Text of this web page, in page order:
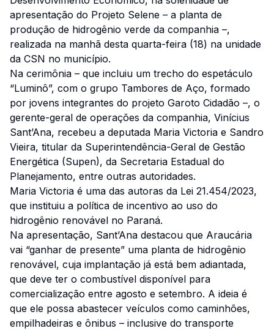
apresentação do Projeto Selene – a planta de
produção de hidrogênio verde da companhia –,
realizada na manhã desta quarta-feira (18) na unidade
da CSN no município.
Na cerimônia – que incluiu um trecho do espetáculo
“Luminô”, com o grupo Tambores de Aço, formado
por jovens integrantes do projeto Garoto Cidadão –, o
gerente-geral de operações da companhia, Vinícius
Sant’Ana, recebeu a deputada Maria Victoria e Sandro
Vieira, titular da Superintendência-Geral de Gestão
Energética (Supen), da Secretaria Estadual do
Planejamento, entre outras autoridades.
Maria Victoria é uma das autoras da Lei 21.454/2023,
que instituiu a política de incentivo ao uso do
hidrogênio renovável no Paraná.
Na apresentação, Sant’Ana destacou que Araucária
vai “ganhar de presente” uma planta de hidrogênio
renovável, cuja implantação já está bem adiantada,
que deve ter o combustível disponível para
comercialização entre agosto e setembro. A ideia é
que ele possa abastecer veículos como caminhões,
empilhadeiras e ônibus – inclusive do transporte